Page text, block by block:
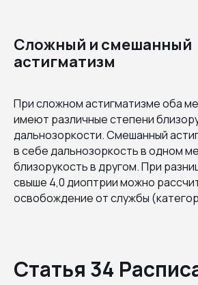
Сложный и смешанный
астигматизм
При сложном астигматизме оба
имеют различные степени
дальнозоркости. Смешанный
в себе дальнозоркость в одном
близорукость в другом. При
свыше 4,0 диоптрии можно
освобождение от службы
Статья 34